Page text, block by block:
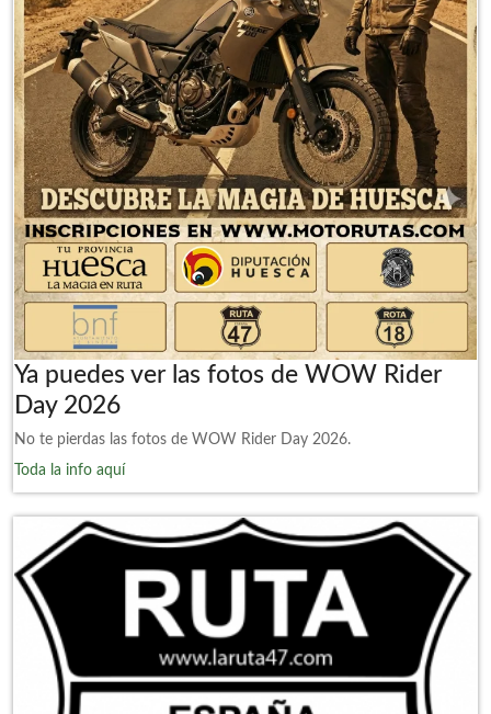
Ya puedes ver las fotos de WOW Rider
Day 2026
No te pierdas las fotos de WOW Rider Day 2026.
Toda la info aquí